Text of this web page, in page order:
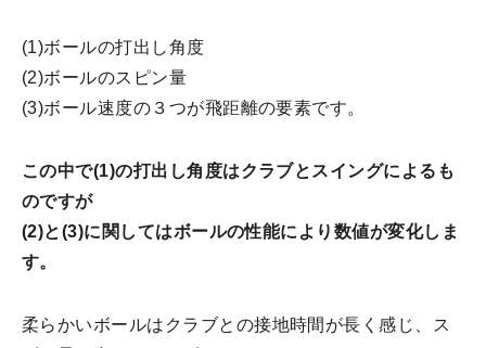
(1)ボールの打出し角度
(2)ボールのスピン量
(3)ボール速度の３つが飛距離の要素です。
この中で(1)の打出し角度はクラブとスイングによるも
のですが
(2)と(3)に関してはボールの性能により数値が変化しま
す。
柔らかいボールはクラブとの接地時間が長く感じ、ス